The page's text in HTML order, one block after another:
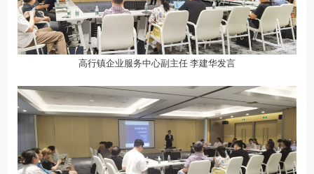
高行镇企业服务中心副主任 李建华发言